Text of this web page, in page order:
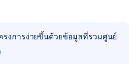
งการง่ายขึ้นด้วยข้อมูลที่รวมศูนย์